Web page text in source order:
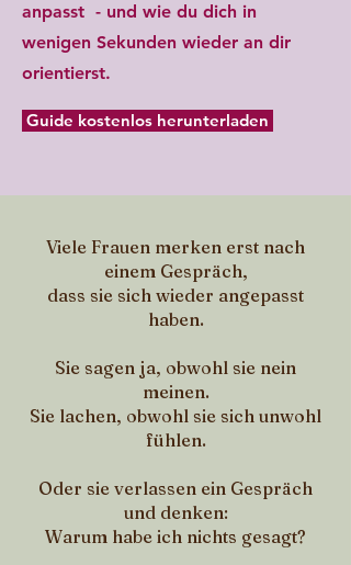
anpasst - und wie du dich in
wenigen Sekunden wieder an dir
orientierst.
Guide kostenlos herunterladen
Viele Frauen merken erst nach
einem Gespräch,
dass sie sich wieder angepasst
haben.
Sie sagen ja, obwohl sie nein
meinen.
Sie lachen, obwohl sie sich unwohl
fühlen.
Oder sie verlassen ein Gespräch
und denken:
Warum habe ich nichts gesagt?